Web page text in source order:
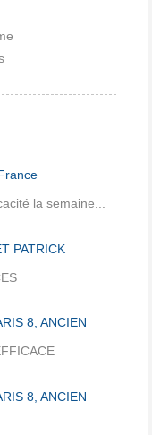
la semaine...
PATRICK
8, ANCIEN
8, ANCIEN